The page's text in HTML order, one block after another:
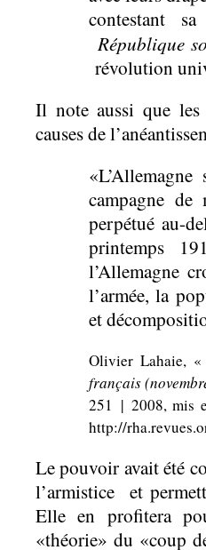
contestant
République
révolution
Il note aussi que les
causes de
campagne de
perpétué au-
printemps
l’Allemagne
l’armée, la
et
Olivier Lahaie, «
français
251 | 2008, mis
http://
Le pouvoir avait été
l’armistice et
Elle en profitera
«théorie» du «coup